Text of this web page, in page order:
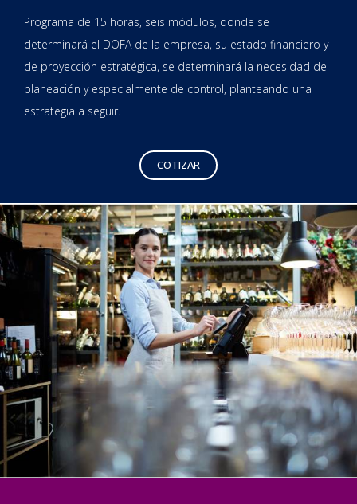
Programa de 15 horas, seis módulos, donde se
determinará el DOFA de la empresa, su estado financiero y
de proyección estratégica, se determinará la necesidad de
planeación y especialmente de control, planteando una
estrategia a seguir.
COTIZAR